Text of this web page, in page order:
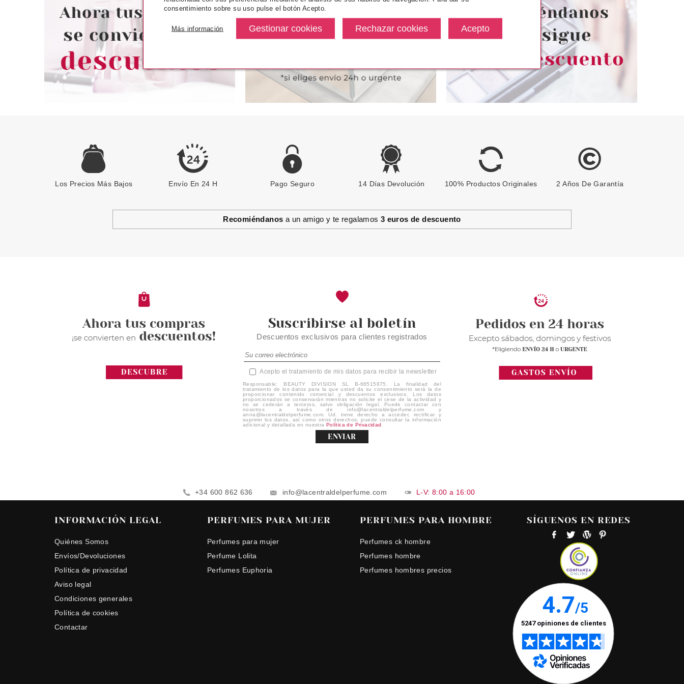
WHISPERS 2G
Pvr 5.29€ desde
4.57€
Pvr 2.29€
-21%
desde
1.80€
Pvr 3.39€
-8% 3.11€ -11% 4.10€
Pvr 4.69€
-21%
desde
EYESHADOW 050 ECLIPSE
Pvr 4.59€
desde
Los Precios Más Bajos Envío En 24 H Pago Seguro 14 Días Devolución 100% Productos Originales 2 Años De Garantía
Recomiéndanos a un amigo y te regalamos 3 euros de descuento
Suscribirse al boletín
Descuentos exclusivos para clientes registrados
Acepto el tratamiento de mis datos para recibir la newsletter
Responsable: BEAUTY DIVISION SL B-66515875. La finalidad del
tratamiento de los datos para la que usted da su consentimiento será la de
proporcionar contenido comercial y descuentos exclusivos. Los datos
proporcionados se conservarán mientras no solicite el cese de la actividad y
no se cederán a terceros, salvo obligación legal. Puede contactar con
nosotros a través de info@lacentraldelperfume.com y
anna@lacentraldelperfume.com. Ud. tiene derecho a acceder, rectificar y
suprimir los datos, así como otros derechos, puede consultar la información
adicional y detallada en nuestra Política de Privacidad
ENVIAR
+34 600 862 636 info@lacentraldelperfume.com L-V: 8:00 a 16:00
INFORMACIÓN LEGAL
Quiénes Somos
Envíos/Devoluciones
Política de privacidad
Aviso legal
Condiciones generales
Política de cookies
Contactar
PERFUMES PARA MUJER
Perfumes para mujer
Perfume Lolita
Perfumes Euphoria
PERFUMES PARA HOMBRE
Perfumes ck hombre
Perfumes hombre
Perfumes hombres precios
SÍGUENOS EN REDES
consentimiento sobre su uso pulse el botón Acepto.
Más información